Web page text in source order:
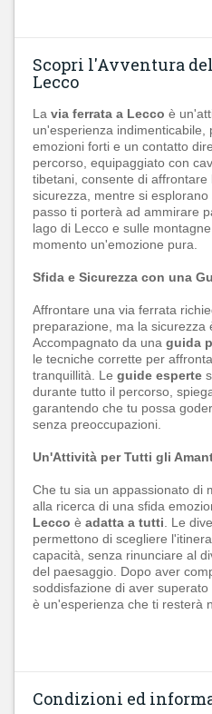
Scopri l'Avventura
Lecco
La via ferrata a Lecco è
un'esperienza indimenticabile,
emozioni forti e un contatto
percorso, equipaggiato con
tibetani, consente di affrontare
sicurezza, mentre si
passo ti porterà ad ammirare
lago di Lecco e sulle
momento un'emozione pura.
Sfida e Sicurezza con una
Affrontare una via ferrata
preparazione, ma la sicurezza
Accompagnato da una guida
le tecniche corrette per
tranquillità. Le guide esperte
durante tutto il percorso,
garantendo che tu possa
senza preoccupazioni.
Un'Attività per Tutti gli
Che tu sia un appassionato di
alla ricerca di una sfida
Lecco è adatta a tutti . Le
permettono di scegliere
capacità, senza rinunciare al
del paesaggio. Dopo aver
soddisfazione di aver
è un'esperienza che ti resterà
Condizioni ed